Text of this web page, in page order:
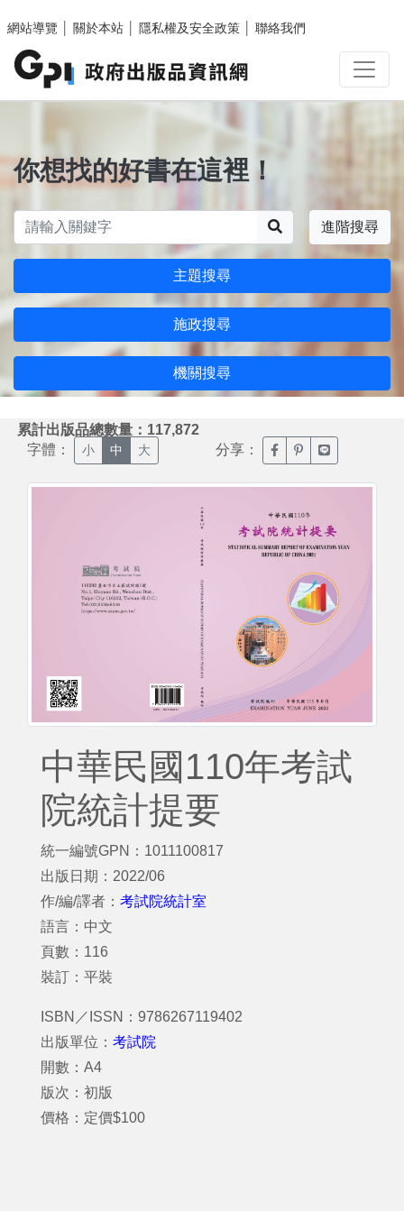
網站導覽
關於本站 隱私權及安全政策 聯絡我們
你想找的好書在這裡！
進階搜尋
主題搜尋
施政搜尋
機關搜尋
累計出版品總數量：117,872
字體： 小 中 大 分享： 臉書分享(另開新視窗)
噗浪分享(另開新
Line分享(另
中華民國110年考試
院統計提要
統一編號GPN：1011100817
出版日期：2022/06
作/編/譯者： 考試院統計室
語言：中文
頁數：116
裝訂：平裝
ISBN／ISSN：9786267119402
出版單位： 考試院
開數：A4
版次：初版
價格：定價$100